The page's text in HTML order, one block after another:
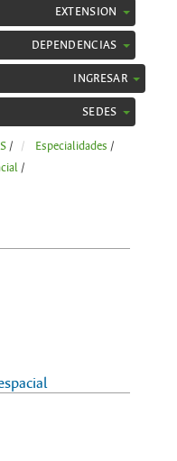
EXTENSION
DEPENDENCIAS
INGRESAR
SEDES
/ Especialidades /
/